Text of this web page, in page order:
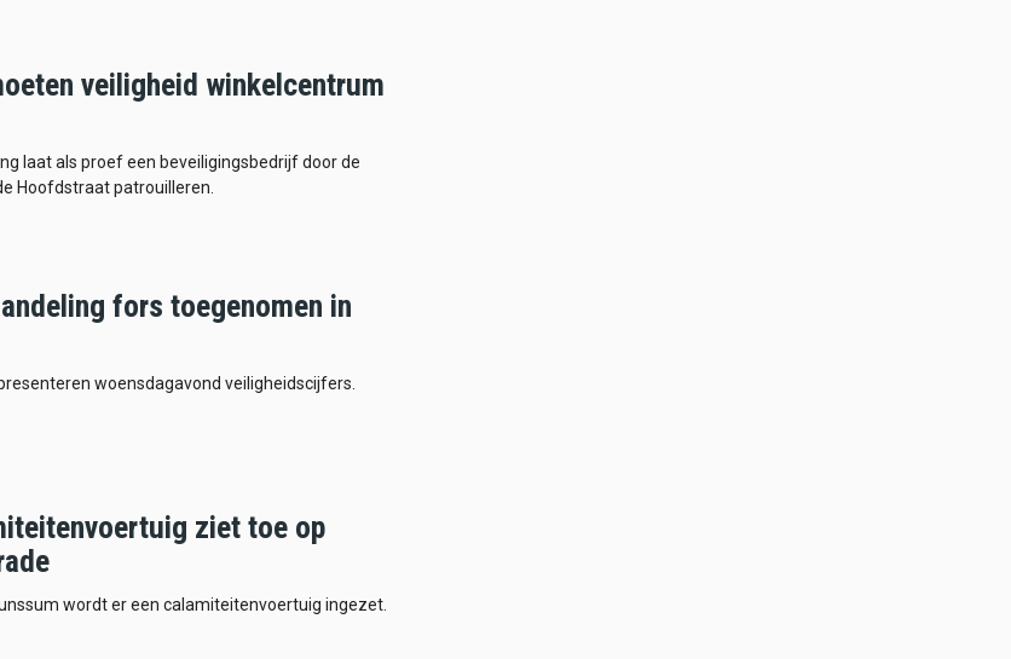
veiligheid winkelcentrum
laat als proef een beveiligingsbedrijf door de
Hoofdstraat patrouilleren.
fors toegenomen in
woensdagavond veiligheidscijfers.
ziet toe op
wordt er een calamiteitenvoertuig ingezet.